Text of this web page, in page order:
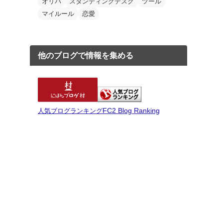
マイルール
恋愛
他のブログで情報を集める
人気ブログランキングFC2 Blog Ranking